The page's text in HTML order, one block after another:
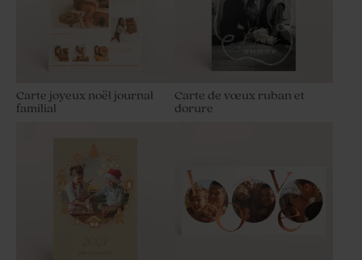
Carte joyeux noël journal
familial
Carte de vœux ruban et
dorure